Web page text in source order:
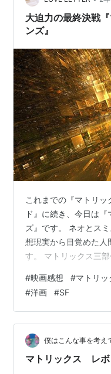
大迫力の最終決戦
ンズ』
これまでの『マトリ
ド』に続き、今日は
ズ』です。 ネオとス
想現実から目覚めた人
す。 マトリックス三
#映画感想 #マトリ
#洋画 #SF
僕はこんな事を考
マトリックス レボ